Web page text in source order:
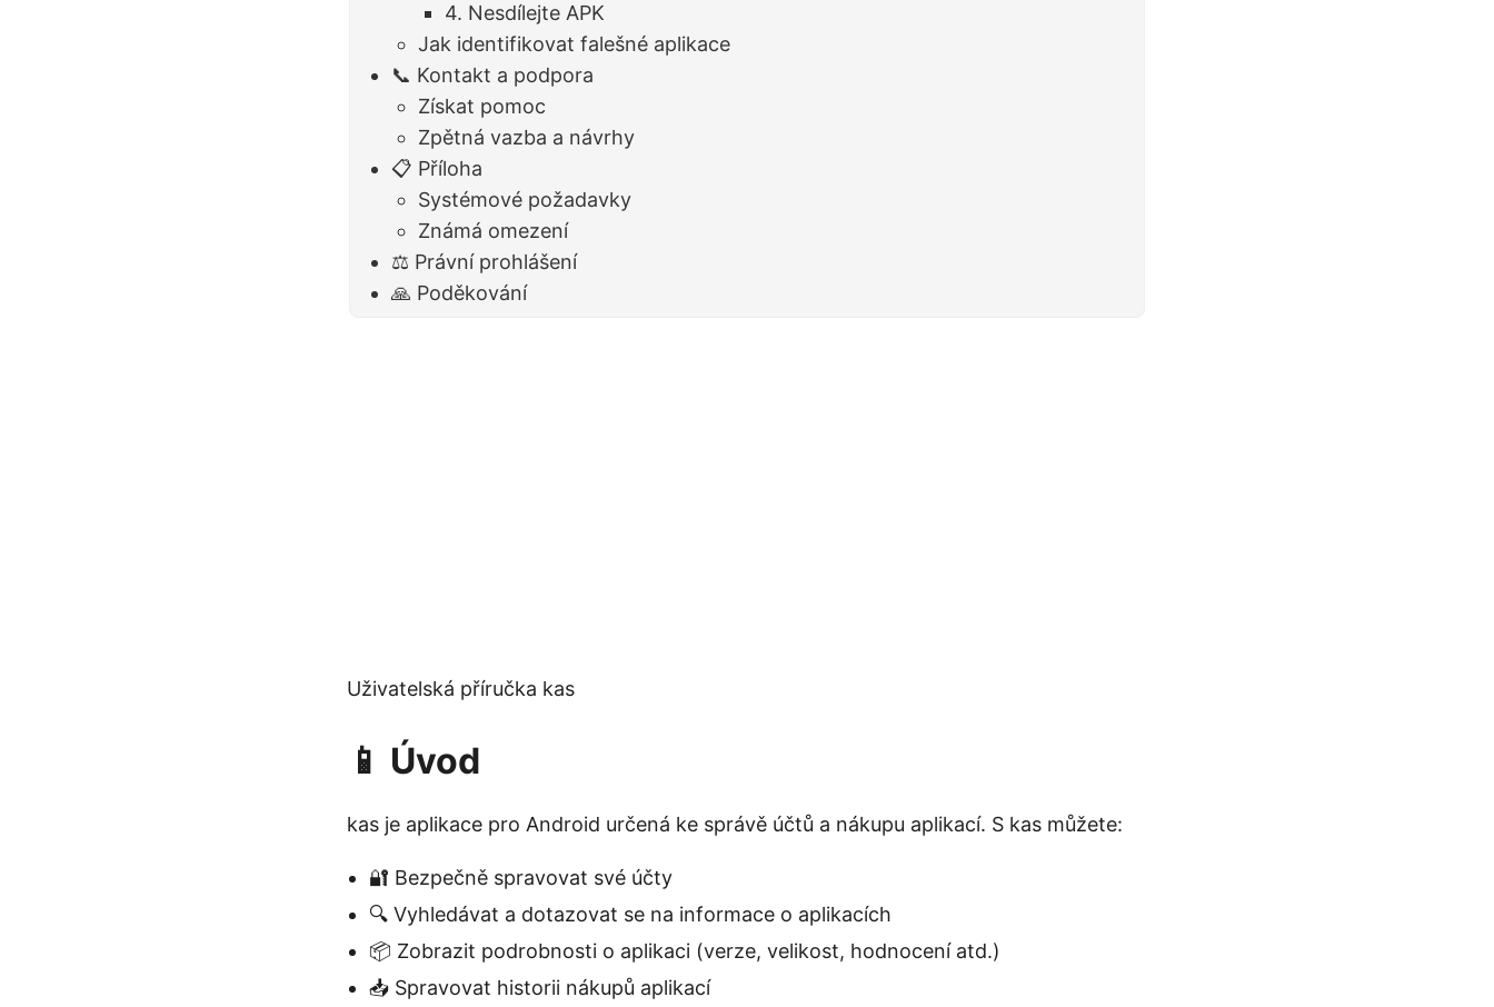
4. Nesdílejte APK
Jak identifikovat falešné aplikace
📞 Kontakt a podpora
Získat pomoc
Zpětná vazba a návrhy
📋 Příloha
Systémové požadavky
Známá omezení
⚖️ Právní prohlášení
🙏 Poděkování
Uživatelská příručka kas
📱 Úvod
kas je aplikace pro Android určená ke správě účtů a nákupu aplikací. S kas můžete:
🔐 Bezpečně spravovat své účty
🔍 Vyhledávat a dotazovat se na informace o aplikacích
📦 Zobrazit podrobnosti o aplikaci (verze, velikost, hodnocení atd.)
📥 Spravovat historii nákupů aplikací